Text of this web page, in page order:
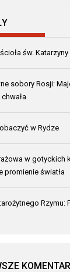
św.
sobory Rosji:
w Rydze
w gotyckich
promienie światła
Rzymu: